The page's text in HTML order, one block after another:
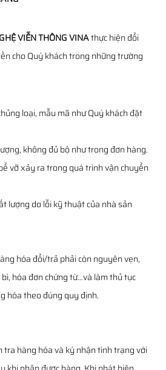
VIỄN THÔNG VINAthực hiện đổi
cho Quý khách trong những trường
loại, mẫu mã như Quý khách đặt
không đủ bộ như trong đơn hàng.
vỡ xảy ra trong quá trình vận chuyển
lượng do lỗi kỹ thuật của nhà sản
hóa đổi/trả phải còn nguyên vẹn,
hóa đơn chứng từ…và làm thủ tục
hóa theo đúng quy định.
tra hàng hóa và ký nhận tình trạng với